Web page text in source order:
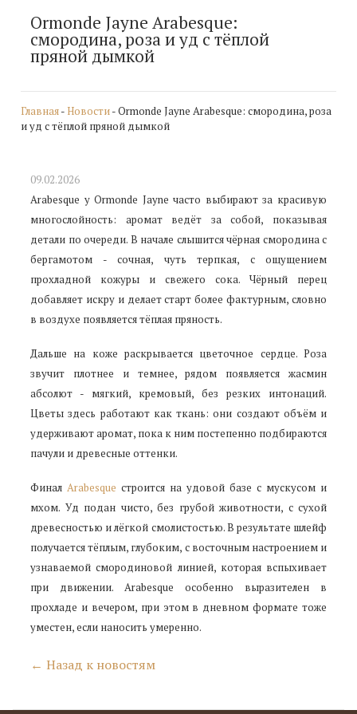
Ormonde Jayne Arabesque:
смородина, роза и уд с тёплой
пряной дымкой
Главная-Новости- Ormonde Jayne Arabesque: смородина, роза
и уд с тёплой пряной дымкой
09.02.2026
Arabesque у Ormonde Jayne часто выбирают за красивую
многослойность: аромат ведёт за собой, показывая
детали по очереди. В начале слышится чёрная смородина с
бергамотом - сочная, чуть терпкая, с ощущением
прохладной кожуры и свежего сока. Чёрный перец
добавляет искру и делает старт более фактурным, словно
в воздухе появляется тёплая пряность.
Дальше на коже раскрывается цветочное сердце. Роза
звучит плотнее и темнее, рядом появляется жасмин
абсолют - мягкий, кремовый, без резких интонаций.
Цветы здесь работают как ткань: они создают объём и
удерживают аромат, пока к ним постепенно подбираются
пачули и древесные оттенки.
Финал Arabesque строится на удовой базе с мускусом и
мхом. Уд подан чисто, без грубой животности, с сухой
древесностью и лёгкой смолистостью. В результате шлейф
получается тёплым, глубоким, с восточным настроением и
узнаваемой смородиновой линией, которая вспыхивает
при движении. Arabesque особенно выразителен в
прохладе и вечером, при этом в дневном формате тоже
уместен, если наносить умеренно.
← Назад к новостям